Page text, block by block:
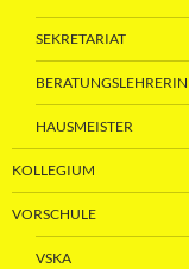
SEKRETARIAT
BERATUNGSLEHRERIN
HAUSMEISTER
KOLLEGIUM
VORSCHULE
VSKA